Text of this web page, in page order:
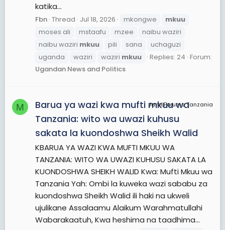
katika...
Fbn Thread Jul 18, 2026 mkongwe
mkuu
moses ali
mstaafu mzee
naibu waziri
naibu waziri mkuu pili sana
uchaguzi
uganda
waziri waziri mkuu Replies: 24 Forum:
Ugandan News and Politics
M JamiiForums Tanzania
Barua ya wazi kwa mufti mkuu wa
Tanzania: wito wa uwazi kuhusu
sakata la kuondoshwa Sheikh Walid
KBARUA YA WAZI KWA MUFTI MKUU WA
TANZANIA: WITO WA UWAZI KUHUSU SAKATA LA
KUONDOSHWA SHEIKH WALID Kwa: Mufti Mkuu wa
Tanzania Yah: Ombi la kuweka wazi sababu za
kuondoshwa Sheikh Walid ili haki na ukweli
ujulikane Assalaamu Alaikum Warahmatullahi
Wabarakaatuh, Kwa heshima na taadhima...